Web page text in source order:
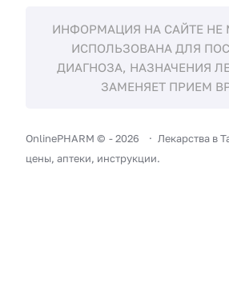
ИНФОРМАЦИЯ НА САЙТЕ НЕ
ИСПОЛЬЗОВАНА ДЛЯ
ДИАГНОЗА, НАЗНАЧЕНИЯ
ЗАМЕНЯЕТ ПРИЕМ
OnlinePHARM © -2026
Лекарства в
цены, аптеки, инструкции.